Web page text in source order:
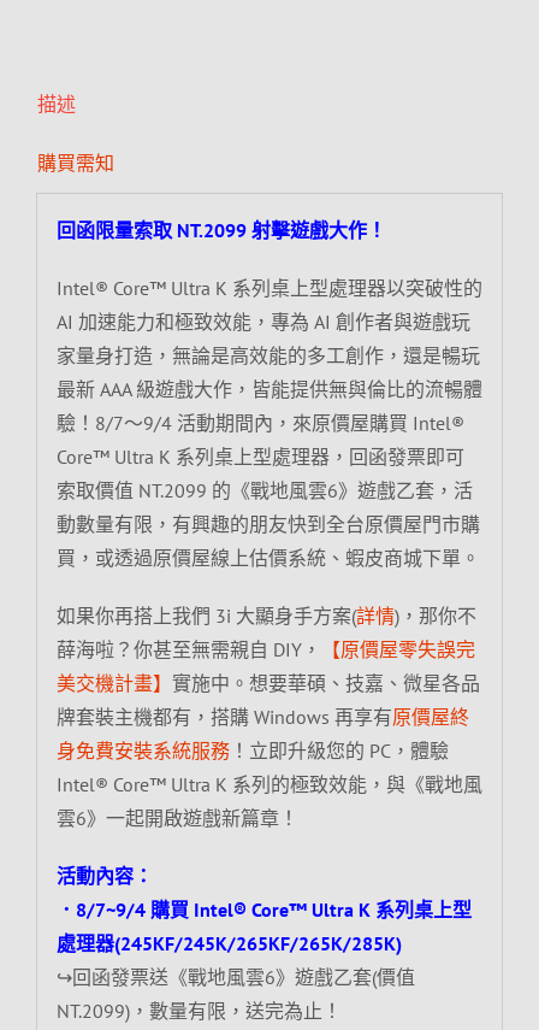
描述
購買需知
回函限量索取 NT.2099 射擊遊戲大作！
Intel® Core™ Ultra K 系列桌上型處理器以突破性的
AI 加速能力和極致效能，專為 AI 創作者與遊戲玩
家量身打造，無論是高效能的多工創作，還是暢玩
最新 AAA 級遊戲大作，皆能提供無與倫比的流暢體
驗！8/7～9/4 活動期間內，來原價屋購買 Intel®
Core™ Ultra K 系列桌上型處理器，回函發票即可
索取價值 NT.2099 的《戰地風雲6》遊戲乙套，活
動數量有限，有興趣的朋友快到全台原價屋門市購
買，或透過原價屋線上估價系統、蝦皮商城下單。
如果你再搭上我們 3i 大顯身手方案(詳情)，那你不
薛海啦？你甚至無需親自 DIY，
【原價屋零失誤完
美交機計畫】 實施中。想要華碩、技嘉、微星各品
牌套裝主機都有，搭購 Windows 再享有原價屋終
身免費安裝系統服務！立即升級您的 PC，體驗
Intel® Core™ Ultra K 系列的極致效能，與《戰地風
雲6》一起開啟遊戲新篇章！
活動內容：
．8/7~9/4 購買 Intel® Core™ Ultra K 系列桌上型
處理器(245KF/245K/265KF/265K/285K)
↪回函發票送《戰地風雲6》遊戲乙套(價值
NT.2099)，數量有限，送完為止！